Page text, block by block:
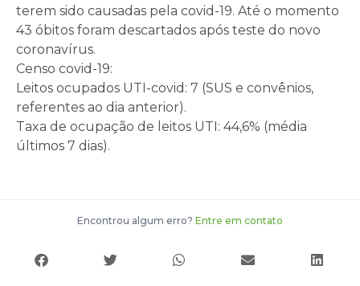
terem sido causadas pela covid-19. Até o momento
43 óbitos foram descartados após teste do novo
coronavírus.
Censo covid-19:
Leitos ocupados UTI-covid: 7 (SUS e convênios,
referentes ao dia anterior).
Taxa de ocupação de leitos UTI: 44,6% (média
últimos 7 dias).
Encontrou algum erro? Entre em contato